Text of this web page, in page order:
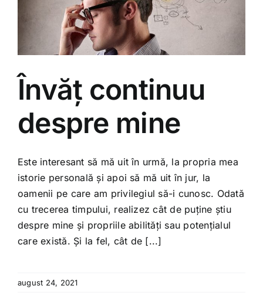
Învăț continuu
despre mine
Este interesant să mă uit în urmă, la propria mea
istorie personală și apoi să mă uit în jur, la
oamenii pe care am privilegiul să-i cunosc. Odată
cu trecerea timpului, realizez cât de puține știu
despre mine și propriile abilități sau potențialul
care există. Și la fel, cât de [...]
august 24, 2021